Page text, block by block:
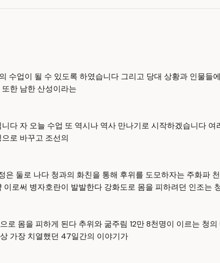
수업이 될 수 있도록 하였습니다 그리고 당대 상황과 인물들
한 남한 산성이라는
다 자 오늘 수업 또 역시나 역사 만나기로 시작하겠습니다
로 바꾸고 조선의
둘로 나다 청과의 화친을 통해 후위를 도모하자는 주화파
로써 병자호란이 발발한다 강화도로 몸을 피하려던 인조는
몸을 피하게 된다 추위와 굶주림 12만 8천명이 이르는 청
가장 치열했던 47일간의 이야기가